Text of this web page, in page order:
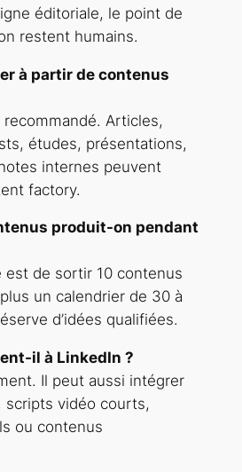
éditoriale, le point de
restent humains.
à partir de contenus
recommandé. Articles,
études, présentations,
internes peuvent
factory.
produit-on pendant
est de sortir 10 contenus
un calendrier de 30 à
d’idées qualifiées.
il à LinkedIn ?
Il peut aussi intégrer
scripts vidéo courts,
ou contenus